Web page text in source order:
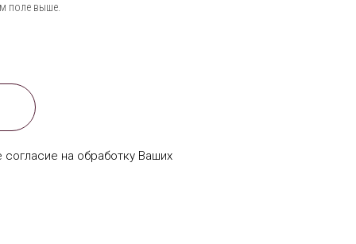
поле выше.
на обработку Ваших